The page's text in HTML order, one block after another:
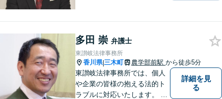
い。少しでもお役に立てるよ
う全力でサポートいたしま
す。
多田 崇 弁護士
東讃岐法律事務所
香川県|三木町 農学部前駅 から徒歩5分
東讃岐法律事務所では、個人
や企業の皆様の抱える法的ト
ラブルに対応いたします。 高
詳細を見
る